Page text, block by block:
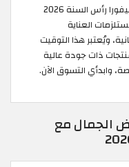
مع نهاية عام 2026، تنطلق تخفيضات سيفورا رأس السنة 2026
مستلزمات العناية
ويُعتبر هذا التوقيت
ذات جودة عالية
وابدأي التسوق الآن.
الجمال مع